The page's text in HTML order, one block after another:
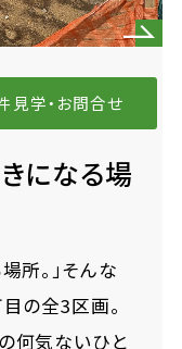
見学・お問合せ
になる場
所。」そんな
の全3区画。
何気ないひと